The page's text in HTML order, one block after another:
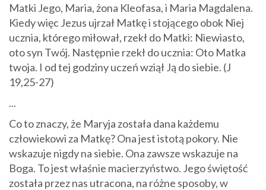
Matki Jego, Maria, żona Kleofasa, i Maria Magdalena.
Kiedy więc Jezus ujrzał Matkę i stojącego obok Niej
ucznia, którego miłował, rzekł do Matki: Niewiasto,
oto syn Twój. Następnie rzekł do ucznia: Oto Matka
twoja. I od tej godziny uczeń wziął Ją do siebie. (J
19,25-27)
...
Co to znaczy, że Maryja została dana każdemu
człowiekowi za Matkę? Ona jest istotą pokory. Nie
wskazuje nigdy na siebie. Ona zawsze wskazuje na
Boga. To jest właśnie macierzyństwo. Jego świętość
została przez nas utracona, na różne sposoby, w